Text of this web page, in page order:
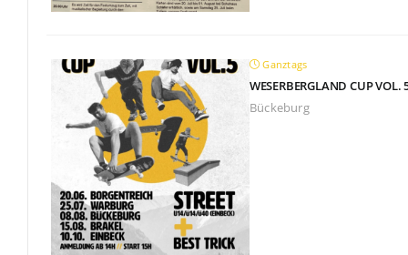
Ganztags
WESERBERGLAND CUP VOL.
Bückeburg